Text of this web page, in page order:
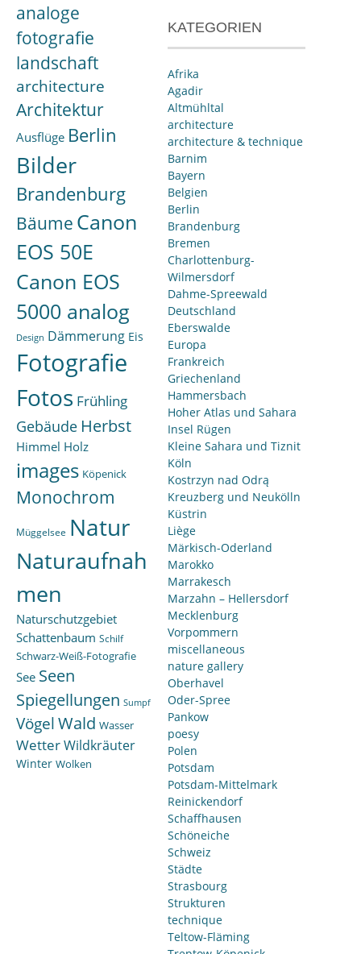
analoge
fotografie
landschaft
architecture
Architektur
Ausflüge Berlin
Bilder
Brandenburg
Bäume Canon
EOS 50E
Canon EOS
5000 analog
Design Dämmerung Eis
Fotografie
Fotos Frühling
Gebäude Herbst
Himmel Holz
images Köpenick
Monochrom
Müggelsee Natur
Naturaufnah
men
Naturschutzgebiet
Schattenbaum Schilf
Schwarz-Weiß-Fotografie
See Seen
Spiegellungen Sumpf
VögelWald Wasser
WetterWildkräuter
Winter Wolken
KATEGORIEN
Afrika
Agadir
Altmühltal
architecture
architecture & technique
Barnim
Bayern
Belgien
Berlin
Brandenburg
Bremen
Charlottenburg-
Wilmersdorf
Dahme-Spreewald
Deutschland
Eberswalde
Europa
Frankreich
Griechenland
Hammersbach
Hoher Atlas und Sahara
Insel Rügen
Kleine Sahara und Tiznit
Köln
Kostrzyn nad Odrą
Kreuzberg und Neukölln
Küstrin
Liège
Märkisch-Oderland
Marokko
Marrakesch
Marzahn – Hellersdorf
Mecklenburg
Vorpommern
miscellaneous
nature gallery
Oberhavel
Oder-Spree
Pankow
poesy
Polen
Potsdam
Potsdam-Mittelmark
Reinickendorf
Schaffhausen
Schöneiche
Schweiz
Städte
Strasbourg
Strukturen
technique
Teltow-Fläming